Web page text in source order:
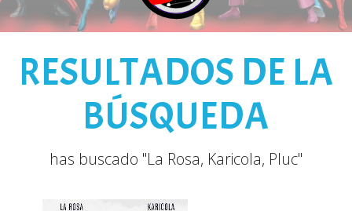
RESULTADOS DE LA
BÚSQUEDA
has buscado "La Rosa, Karicola, Pluc"